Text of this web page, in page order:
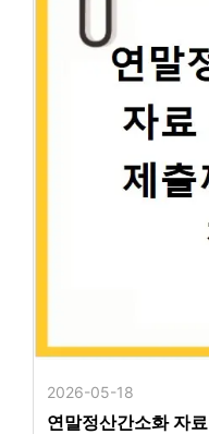
2026-05-18
연말정산간소화 자